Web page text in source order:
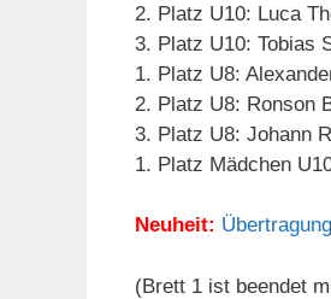
2. Platz U10: Luca
3. Platz U10: Tobias
1. Platz U8:
2. Platz U8: Ronson
3. Platz U8: Johann
1. Platz Mädchen
Neuheit:
(Brett 1 ist beendet